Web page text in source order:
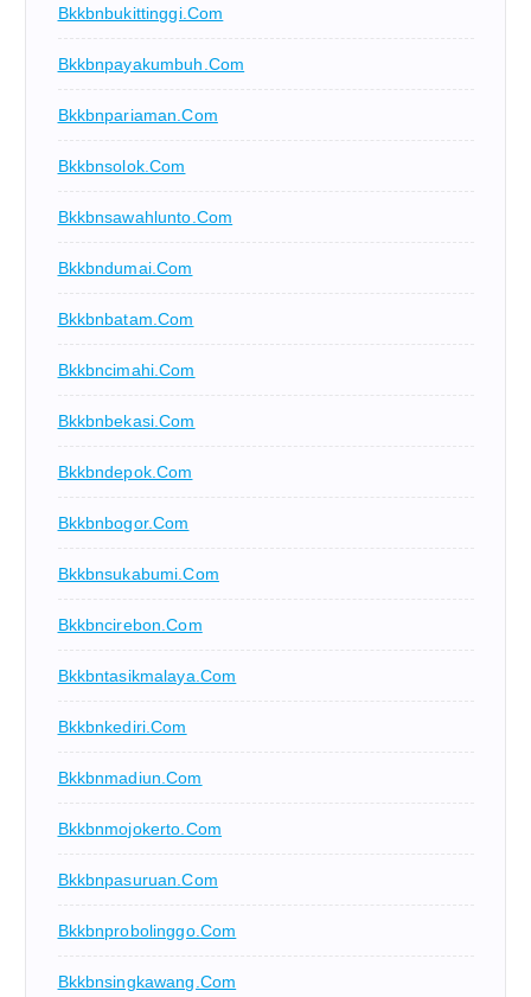
Bkkbnbukittinggi.com
Bkkbnpayakumbuh.com
Bkkbnpariaman.com
Bkkbnsolok.com
Bkkbnsawahlunto.com
Bkkbndumai.com
Bkkbnbatam.com
Bkkbncimahi.com
Bkkbnbekasi.com
Bkkbndepok.com
Bkkbnbogor.com
Bkkbnsukabumi.com
Bkkbncirebon.com
Bkkbntasikmalaya.com
Bkkbnkediri.com
Bkkbnmadiun.com
Bkkbnmojokerto.com
Bkkbnpasuruan.com
Bkkbnprobolinggo.com
Bkkbnsingkawang.com